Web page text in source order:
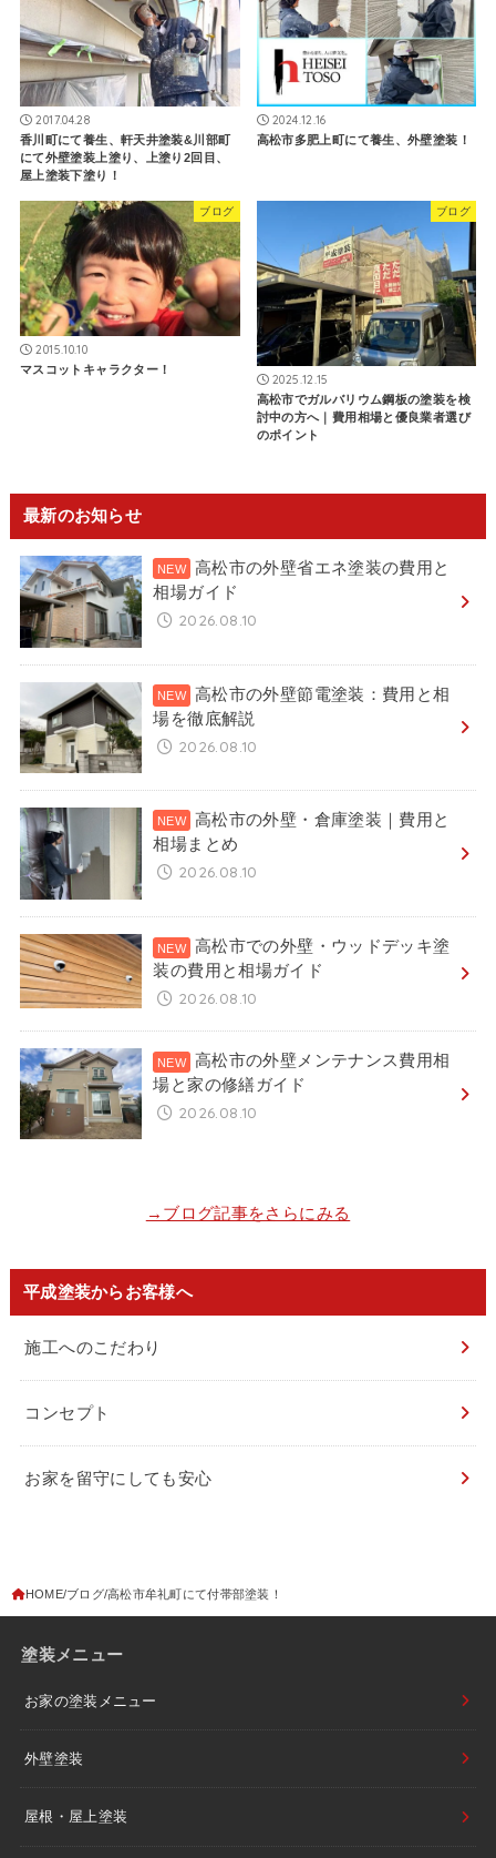
2017.04.28
香川町にて養生、軒天井塗装&川部町
にて外壁塗装上塗り、上塗り2回目、
屋上塗装下塗り！
2024.12.16
高松市多肥上町にて養生、外壁塗装！
ブログ
2015.10.10
マスコットキャラクター！
ブログ
2025.12.15
高松市でガルバリウム鋼板の塗装を検
討中の方へ｜費用相場と優良業者選び
のポイント
最新のお知らせ
高松市の外壁省エネ塗装の費用と
相場ガイド
2026.08.10
高松市の外壁節電塗装：費用と相
場を徹底解説
2026.08.10
高松市の外壁・倉庫塗装｜費用と
相場まとめ
2026.08.10
高松市での外壁・ウッドデッキ塗
装の費用と相場ガイド
2026.08.10
高松市の外壁メンテナンス費用相
場と家の修繕ガイド
2026.08.10
→ブログ記事をさらにみる
平成塗装からお客様へ
施工へのこだわり
コンセプト
お家を留守にしても安心
HOME ブログ 高松市牟礼町にて付帯部塗装！
塗装メニュー
お家の塗装メニュー
外壁塗装
屋根・屋上塗装